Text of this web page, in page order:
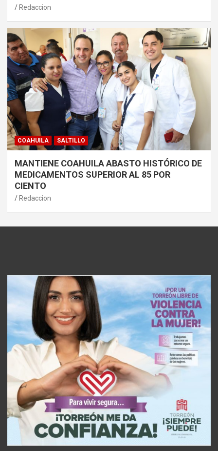
Redaccion
COAHUILA SALTILLO
MANTIENE COAHUILA ABASTO HISTÓRICO DE
MEDICAMENTOS SUPERIOR AL 85 POR
CIENTO
Redaccion